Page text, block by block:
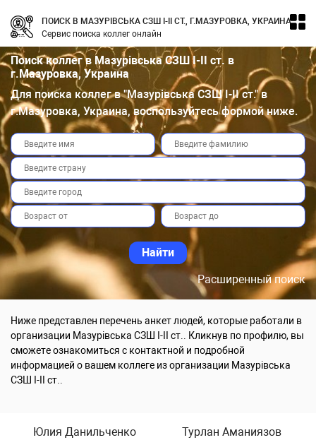
ПОИСК В МАЗУРІВСЬКА СЗШ І-ІІ СТ., Г.МАЗУРОВКА, УКРАИНА
Сервис поиска коллег онлайн
Поиск коллег в Мазурівська СЗШ І-ІІ ст. в
г.Мазуровка, Украина
Для поиска коллег в "Мазурівська СЗШ І-ІІ ст." в
г.Мазуровка, Украина, воспользуйтесь формой ниже.
Расширенный поиск
Ниже представлен перечень анкет людей, которые работали в
организации Мазурівська СЗШ І-ІІ ст.. Кликнув по профилю, вы
сможете ознакомиться с контактной и подробной
информацией о вашем коллеге из организации Мазурівська
СЗШ І-ІІ ст..
Юлия Данильченко Турлан Аманиязов